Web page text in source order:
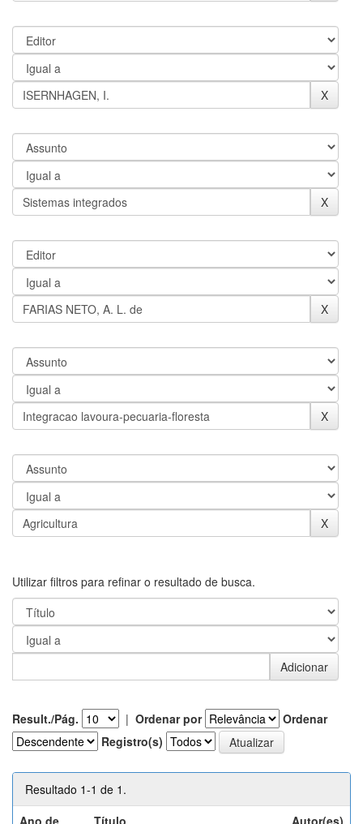
Utilizar filtros para refinar o resultado de busca.
Result./Pág. | Ordenar por
Ordenar
Registro(s)
Resultado 1-1 de 1.
Ano de
Título Autor(es)